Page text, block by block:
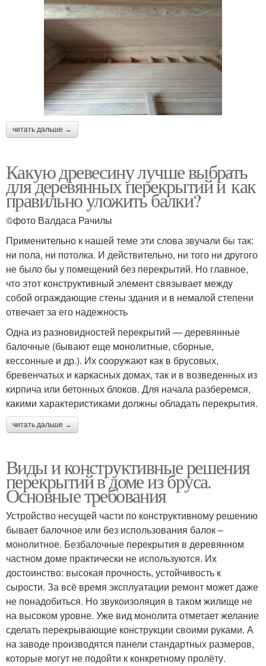
читать дальше →
Какую древесину лучше выбрать
для деревянных перекрытий и как
правильно уложить балки?
©фото Валдаса Рачилы
Применительно к нашей теме эти слова звучали бы так:
ни пола, ни потолка. И действительно, ни того ни другого
не было бы у помещений без перекрытий. Но главное,
что этот конструктивный элемент связывает между
собой ограждающие стены здания и в немалой степени
отвечает за его надежность
Одна из разновидностей перекрытий — деревянные
балочные (бывают еще монолитные, сборные,
кессонные и др.). Их сооружают как в брусовых,
бревенчатых и каркасных домах, так и в возведенных из
кирпича или бетонных блоков. Для начала разберемся,
какими характеристиками должны обладать перекрытия.
читать дальше →
Виды и конструктивные решения
перекрытий в доме из бруса.
Основные требования
Устройство несущей части по конструктивному решению
бывает балочное или без использования балок –
монолитное. Безбалочные перекрытия в деревянном
частном доме практически не используются. Их
достоинство: высокая прочность, устойчивость к
сырости. За всё время эксплуатации ремонт может даже
не понадобиться. Но звукоизоляция в таком жилище не
на высоком уровне. Уже вид монолита отметает желание
сделать перекрывающие конструкции своими руками. А
на заводе производятся панели стандартных размеров,
которые могут не подойти к конкретному пролёту.